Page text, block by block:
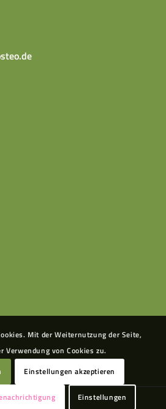
Beckstedt e.V.
Mit der Weiternutzung der Seite,
Verwendung von Cookies zu.
Einstellungen akzeptieren
Einstellungen